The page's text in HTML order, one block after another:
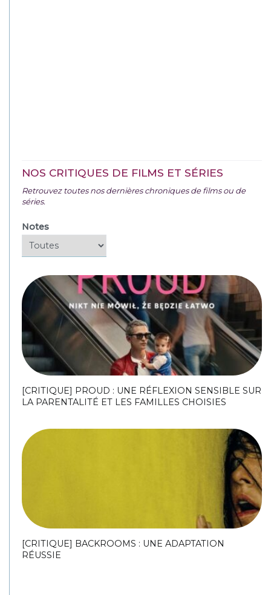
NOS CRITIQUES DE FILMS ET SÉRIES
Retrouvez toutes nos dernières chroniques de films ou de
séries.
Notes
[CRITIQUE] PROUD : UNE RÉFLEXION SENSIBLE SUR
LA PARENTALITÉ ET LES FAMILLES CHOISIES
[CRITIQUE] BACKROOMS : UNE ADAPTATION
RÉUSSIE